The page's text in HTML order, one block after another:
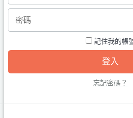
記住我的帳
忘記密碼？